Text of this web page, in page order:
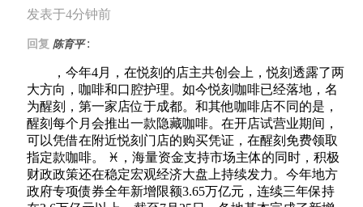
发表于4分钟前
回复 陈育平:
，今年4月，在悦刻的店主共创会上，悦刻透露了两
大方向，咖啡和口腔护理。如今悦刻咖啡已经落地，名
为醒刻，第一家店位于成都。和其他咖啡店不同的是，
醒刻每个月会推出一款隐藏咖啡。在开店试营业期间，
可以凭借在附近悦刻门店的购买凭证，在醒刻免费领取
指定款咖啡。 ♓，海量资金支持市场主体的同时，积极
财政政策还在稳定宏观经济大盘上持续发力。今年地方
政府专项债券全年新增限额3.65万亿元，连续三年保持